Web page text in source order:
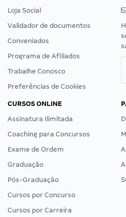
Loja Social
Validador de documentos
Conveniados
Programa de Afiliados
Trabalhe Conosco
Preferências de Cookies
CURSOS ONLINE
Assinatura Ilimitada
Coaching para Concursos
Exame de Ordem
Graduação
Pós-Graduação
Cursos por Concurso
Cursos por Carreira